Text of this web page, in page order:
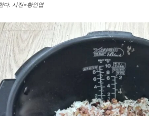
다. 사진=황인엽